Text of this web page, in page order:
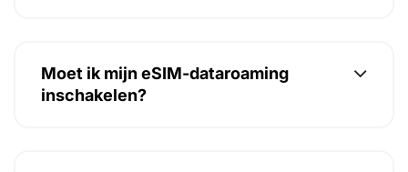
Moet ik mijn eSIM-dataroaming
inschakelen?